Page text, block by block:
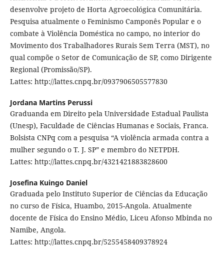
desenvolve projeto de Horta Agroecológica Comunitária.
Pesquisa atualmente o Feminismo Camponês Popular e o
combate à Violência Doméstica no campo, no interior do
Movimento dos Trabalhadores Rurais Sem Terra (MST), no
qual compõe o Setor de Comunicação de SP, como Dirigente
Regional (Promissão/SP).
Lattes: http://lattes.cnpq.br/0937906505577830
Jordana Martins Perussi
Graduanda em Direito pela Universidade Estadual Paulista
(Unesp), Faculdade de Ciências Humanas e Sociais, Franca.
Bolsista CNPq com a pesquisa “A violência armada contra a
mulher segundo o T. J. SP” e membro do NETPDH.
Lattes: http://lattes.cnpq.br/4321421883828600
Josefina Kuingo Daniel
Graduada pelo Instituto Superior de Ciências da Educação
no curso de Física, Huambo, 2015-Angola. Atualmente
docente de Física do Ensino Médio, Liceu Afonso Mbinda no
Namibe, Angola.
Lattes: http://lattes.cnpq.br/5255458409378924